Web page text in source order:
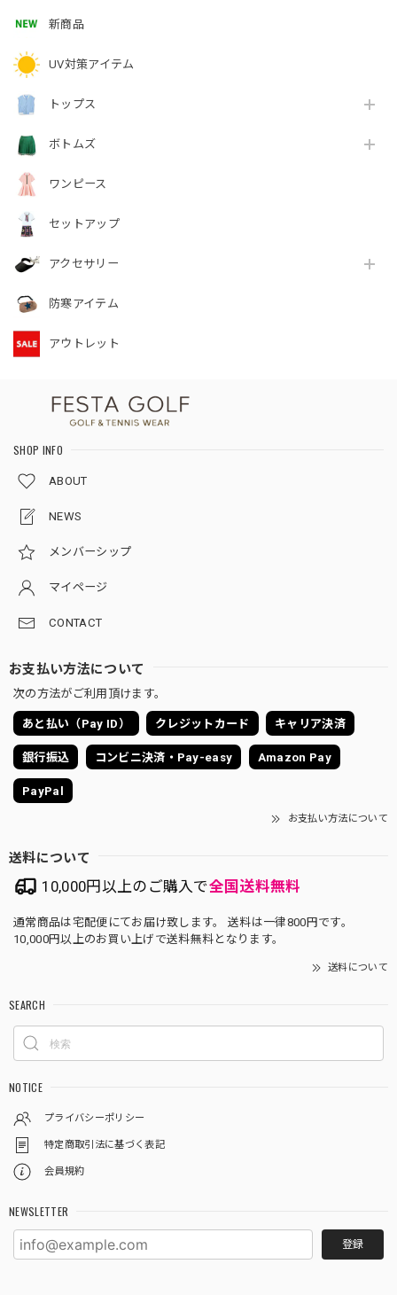
新商品
UV対策アイテム
トップス
ボトムズ
ワンピース
セットアップ
アクセサリー
防寒アイテム
アウトレット
SHOP INFO
ABOUT
NEWS
メンバーシップ
マイページ
CONTACT
お支払い方法について
次の方法がご利用頂けます。
あと払い（Pay ID） クレジットカード キャリア決済
銀行振込 コンビニ決済・Pay-easy Amazon Pay
PayPal
お支払い方法について
送料について
10,000円以上のご購入で全国送料無料
通常商品は宅配便にてお届け致します。 送料は一律800円です。
10,000円以上のお買い上げで送料無料となります。
送料について
SEARCH
NOTICE
プライバシーポリシー
特定商取引法に基づく表記
会員規約
NEWSLETTER
登録